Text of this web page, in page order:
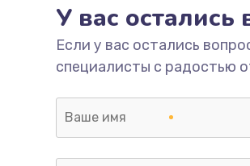
Заказать
Заказать
Заказать
У вас остались
Если у вас остались
специалисты с радостью